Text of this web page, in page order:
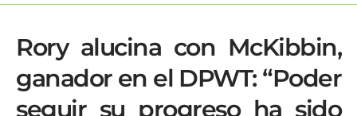
Rory alucina con McKibbin,
ganador en el DPWT: “Poder
seguir su progreso ha sido